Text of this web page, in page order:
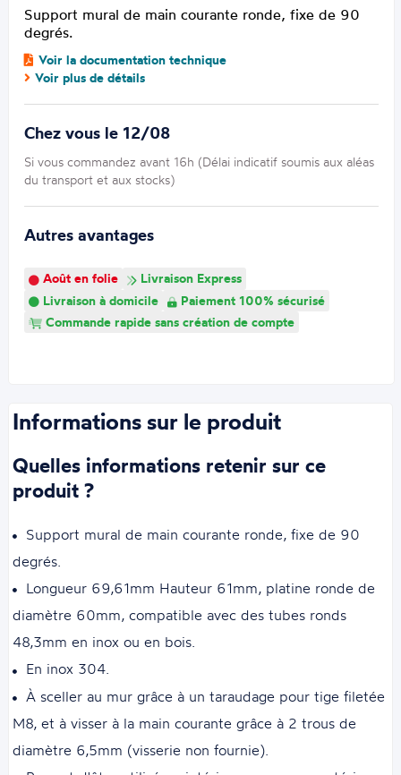
Support mural de main courante ronde, fixe de 90
degrés.
Voir la documentation technique
Voir plus de détails
Chez vous le 12/08
Si vous commandez avant 16h (Délai indicatif soumis aux aléas
du transport et aux stocks)
Autres avantages
Août en folie
Livraison Express
Livraison à domicile
Paiement 100% sécurisé
Commande rapide sans création de compte
Informations sur le produit
Quelles informations retenir sur ce
produit ?
Support mural de main courante ronde, fixe de 90
degrés.
Longueur 69,61mm Hauteur 61mm, platine ronde de
diamètre 60mm, compatible avec des tubes ronds
48,3mm en inox ou en bois.
En inox 304.
À sceller au mur grâce à un taraudage pour tige filetée
M8, et à visser à la main courante grâce à 2 trous de
diamètre 6,5mm (visserie non fournie).